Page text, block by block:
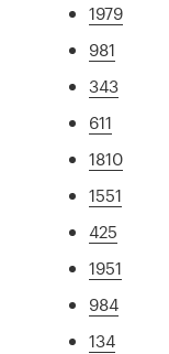
1979
981
343
611
1810
1551
425
1951
984
134